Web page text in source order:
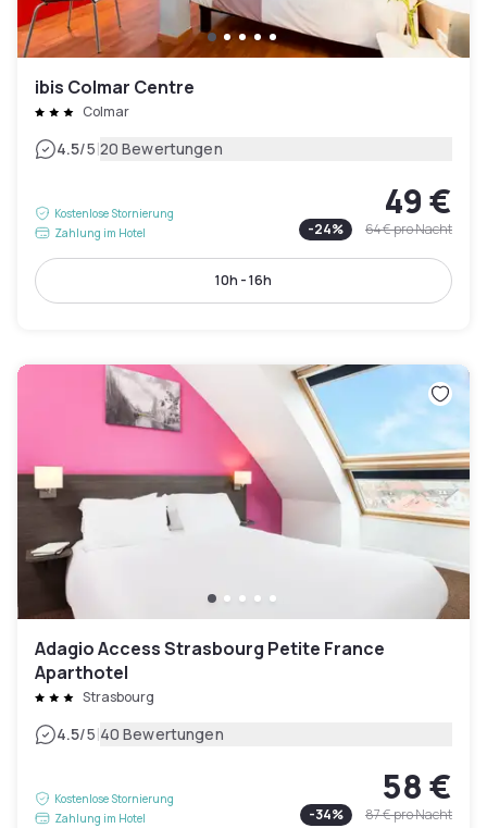
ibis Colmar Centre
Colmar
4.5/5|20 Bewertungen
Kostenlose Stornierung
Zahlung im Hotel
49 €
-24% 64 €pro Nacht
10h - 16h
Adagio Access Strasbourg Petite France
Aparthotel
Strasbourg
4.5/5|40 Bewertungen
Kostenlose Stornierung
Zahlung im Hotel
58 €
-34% 87 €pro Nacht